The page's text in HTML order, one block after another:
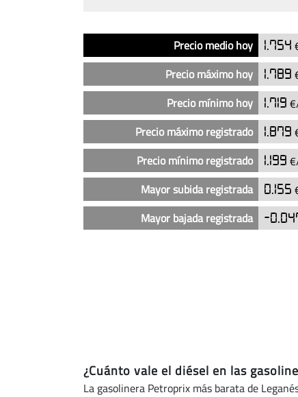
Análisis
del
en
gasolineras
Leganés
hoy)
Precio medio hoy 1.754
Precio máximo hoy
1.789
Precio mínimo hoy
1.719
Precio máximo registrado
1.879
Precio mínimo registrado 1.199
Mayor subida registrada 0.155
Mayor bajada registrada -
¿Cuánto vale el diésel en las
La gasolinera Petroprix más barata de